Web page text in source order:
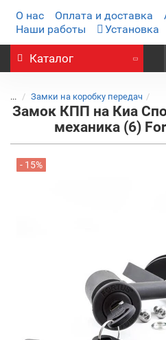
О нас Оплата и доставка
Наши работы
Установка
Каталог
... Замки на коробку передач
Замок КПП на Киа
механика (6)
- 15%